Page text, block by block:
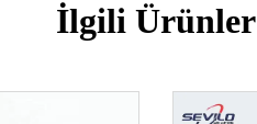
İlgili Ürünler